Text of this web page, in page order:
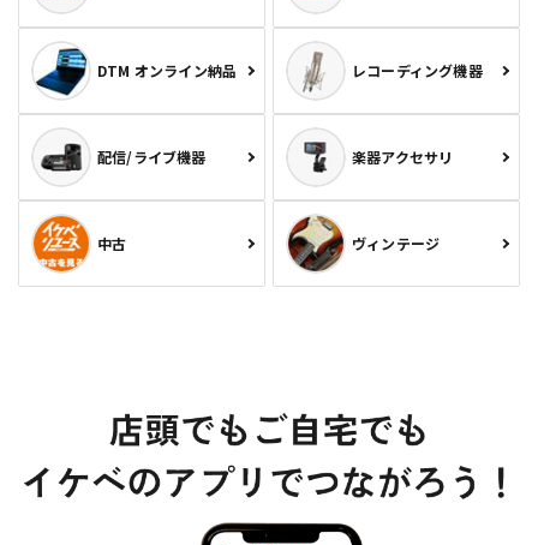
DTM オンライン納品 レコーディング機器
配信/ライブ機器 楽器アクセサリ
中古 ヴィンテージ